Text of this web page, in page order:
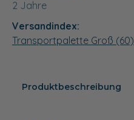
2 Jahre
Versandindex:
Transportpalette Groß (60)
Produktbeschreibung